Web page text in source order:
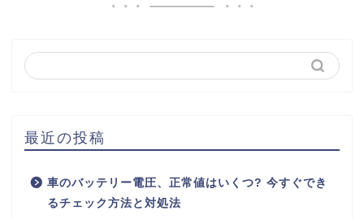
最近の投稿
車のバッテリー電圧、正常値はいくつ? 今すぐでき
るチェック方法と対処法